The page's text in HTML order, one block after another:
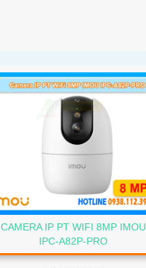
CAMERA IP PT WIFI 8MP IMOU
IPC-A82P-PRO